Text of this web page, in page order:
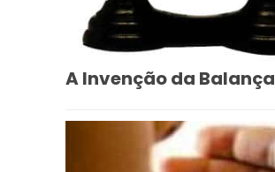
A Invenção da Balança